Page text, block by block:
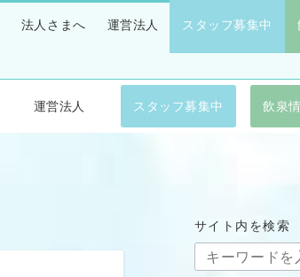
運営法人 スタッフ募集中 飲泉
法人さまへ 運営法人 スタッフ募集中
サイト内を検索